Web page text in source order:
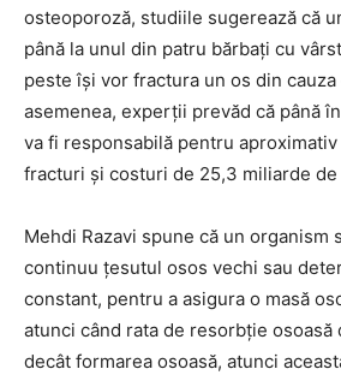
osteoporoză, studiile sugerează că
până la unul din patru bărbați cu
peste își vor fractura un os din
asemenea, experții prevăd că până
va fi responsabilă pentru
fracturi și costuri de 25,3 miliarde de
Mehdi Razavi spune că un organism
continuu țesutul osos vechi sau
constant, pentru a asigura o masă
atunci când rata de resorbție osoasă
decât formarea osoasă, atunci